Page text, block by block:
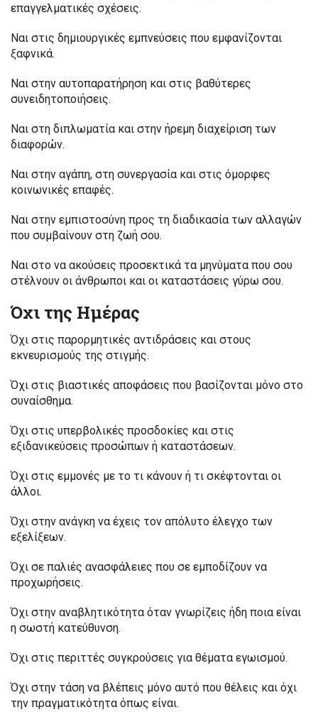
επαγγελματικές σχέσεις.
Ναι στις δημιουργικές εμπνεύσεις που εμφανίζονται
ξαφνικά.
Ναι στην αυτοπαρατήρηση και στις βαθύτερες
συνειδητοποιήσεις.
Ναι στη διπλωματία και στην ήρεμη διαχείριση των
διαφορών.
Ναι στην αγάπη, στη συνεργασία και στις όμορφες
κοινωνικές επαφές.
Ναι στην εμπιστοσύνη προς τη διαδικασία των αλλαγών
που συμβαίνουν στη ζωή σου.
Ναι στο να ακούσεις προσεκτικά τα μηνύματα που σου
στέλνουν οι άνθρωποι και οι καταστάσεις γύρω σου.
Όχι της Ημέρας
Όχι στις παρορμητικές αντιδράσεις και στους
εκνευρισμούς της στιγμής.
Όχι στις βιαστικές αποφάσεις που βασίζονται μόνο στο
συναίσθημα.
Όχι στις υπερβολικές προσδοκίες και στις
εξιδανικεύσεις προσώπων ή καταστάσεων.
Όχι στις εμμονές με το τι κάνουν ή τι σκέφτονται οι
άλλοι.
Όχι στην ανάγκη να έχεις τον απόλυτο έλεγχο των
εξελίξεων.
Όχι σε παλιές ανασφάλειες που σε εμποδίζουν να
προχωρήσεις.
Όχι στην αναβλητικότητα όταν γνωρίζεις ήδη ποια είναι
η σωστή κατεύθυνση.
Όχι στις περιττές συγκρούσεις για θέματα εγωισμού.
Όχι στην τάση να βλέπεις μόνο αυτό που θέλεις και όχι
την πραγματικότητα όπως είναι.